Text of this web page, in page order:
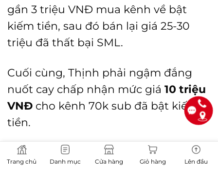
gần 3 triệu VNĐ mua kênh về bật
kiếm tiền, sau đó bán lại giá 25-30
triệu đã thất bại SML.
Cuối cùng, Thịnh phải ngậm đắng
nuốt cay chấp nhận mức giá 10 triệu
VNĐ cho kênh 70k sub đã bật kiếm
tiền.
Thịnh không còn lựa chọn nào khác
Trang chủ Danh mục Cửa hàng Giỏ hàng Lên đầu